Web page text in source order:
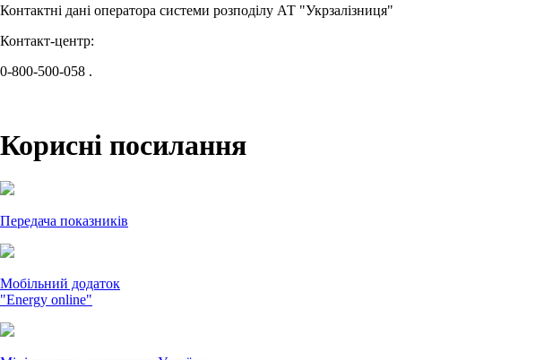
Контактні дані оператора системи розподілу АТ "Укрзалізниця"
Контакт-центр:
0-800-500-058 .
Корисні посилання
Передача показників
Мобільний додаток
"Energy online"